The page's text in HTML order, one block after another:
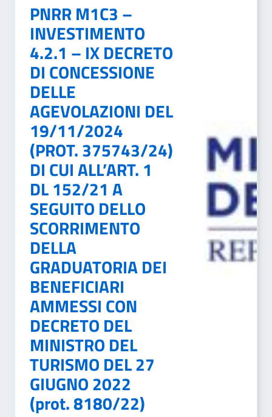
PNRR M1C3 –
INVESTIMENTO
4.2.1 – IX DECRETO
DI CONCESSIONE
DELLE
AGEVOLAZIONI DEL
19/11/2024
(PROT. 375743/24)
DI CUI ALL’ART. 1
DL 152/21 A
SEGUITO DELLO
SCORRIMENTO
DELLA
GRADUATORIA DEI
BENEFICIARI
AMMESSI CON
DECRETO DEL
MINISTRO DEL
TURISMO DEL 27
GIUGNO 2022
(prot. 8180/22)